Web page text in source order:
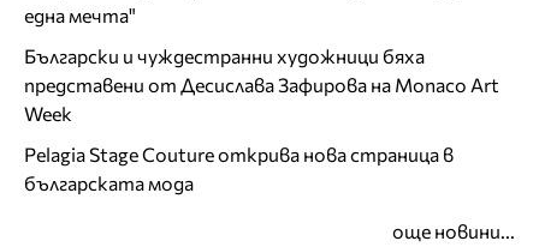
една мечта"
Български и чуждестранни художници бяха
представени от Десислава Зафирова на Monaco Art
Week
Pelagia Stage Couture открива нова страница в
българската мода
още новини...